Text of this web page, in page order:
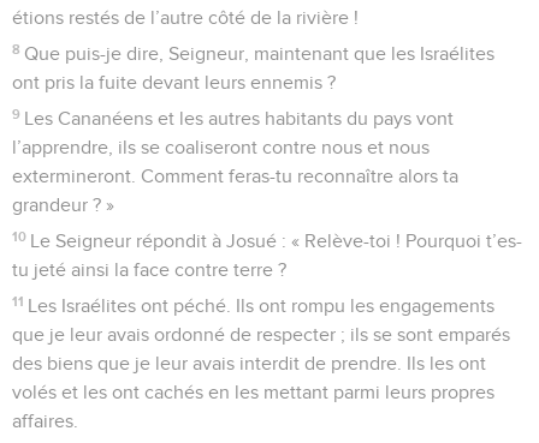
étions restés de l’autre côté de la rivière !
8 Que puis-je dire, Seigneur, maintenant que les Israélites
ont pris la fuite devant leurs ennemis ?
9 Les Cananéens et les autres habitants du pays vont
l’apprendre, ils se coaliseront contre nous et nous
extermineront. Comment feras-tu reconnaître alors ta
grandeur ? »
10 Le Seigneur répondit à Josué : « Relève-toi ! Pourquoi t’es-
tu jeté ainsi la face contre terre ?
11 Les Israélites ont péché. Ils ont rompu les engagements
que je leur avais ordonné de respecter ; ils se sont emparés
des biens que je leur avais interdit de prendre. Ils les ont
volés et les ont cachés en les mettant parmi leurs propres
affaires.